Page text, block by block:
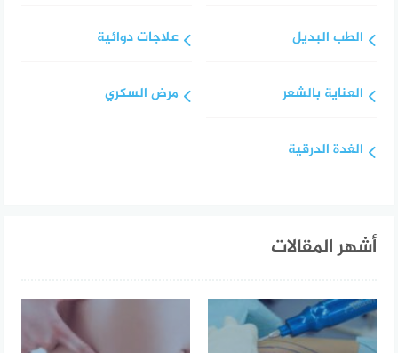
الطب البديل
العناية بالشعر
الغدة الدرقية
علاجات دوائية
مرض السكري
أشهر المقالات